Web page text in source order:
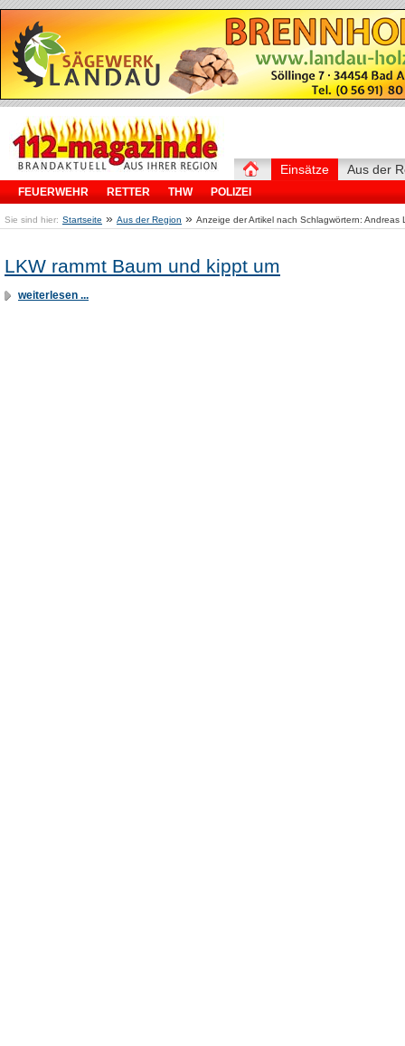
Einsätze
FEUERWEHR RETTER THW POLIZEI
Aus der
Sie sind hier: Startseite » Aus der Region » Anzeige der Artikel nach Schlagwörtern: Andreas
LKW rammt Baum und kippt um
weiterlesen ...